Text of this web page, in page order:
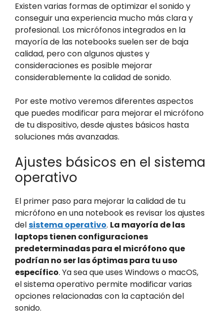
Existen varias formas de optimizar el sonido y
conseguir una experiencia mucho más clara y
profesional. Los micrófonos integrados en la
mayoría de las notebooks suelen ser de baja
calidad, pero con algunos ajustes y
consideraciones es posible mejorar
considerablemente la calidad de sonido.
Por este motivo veremos diferentes aspectos
que puedes modificar para mejorar el micrófono
de tu dispositivo, desde ajustes básicos hasta
soluciones más avanzadas.
Ajustes básicos en el sistema
operativo
El primer paso para mejorar la calidad de tu
micrófono en una notebook es revisar los ajustes
delsistema operativo. La mayoría de las
laptops tienen configuraciones
predeterminadas para el micrófono que
podrían no ser las óptimas para tu uso
específico. Ya sea que uses Windows o macOS,
el sistema operativo permite modificar varias
opciones relacionadas con la captación del
sonido.